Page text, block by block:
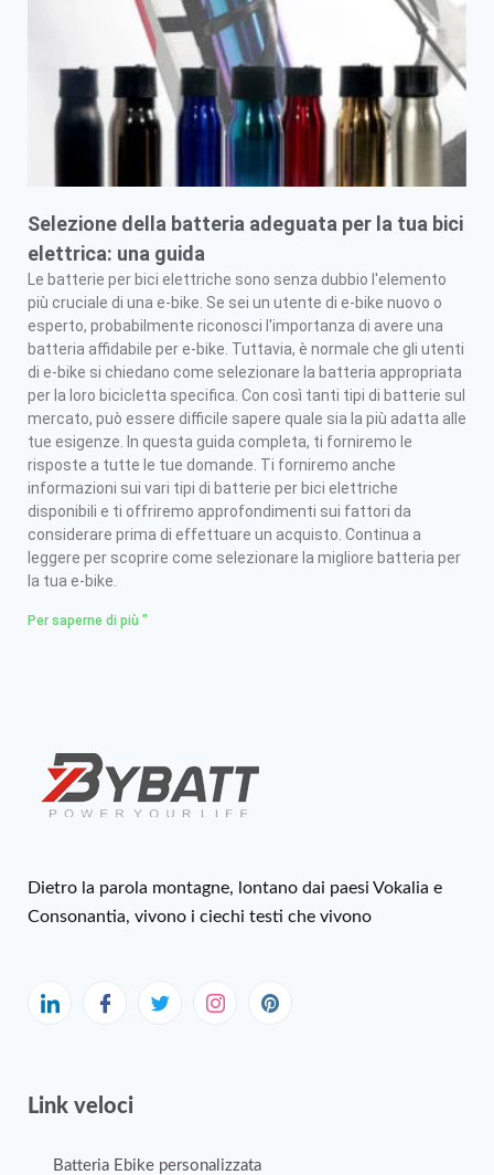
Selezione della batteria adeguata per la tua bici
elettrica: una guida
Le batterie per bici elettriche sono senza dubbio l'elemento
più cruciale di una e-bike. Se sei un utente di e-bike nuovo o
esperto, probabilmente riconosci l'importanza di avere una
batteria affidabile per e-bike. Tuttavia, è normale che gli utenti
di e-bike si chiedano come selezionare la batteria appropriata
per la loro bicicletta specifica. Con così tanti tipi di batterie sul
mercato, può essere difficile sapere quale sia la più adatta alle
tue esigenze. In questa guida completa, ti forniremo le
risposte a tutte le tue domande. Ti forniremo anche
informazioni sui vari tipi di batterie per bici elettriche
disponibili e ti offriremo approfondimenti sui fattori da
considerare prima di effettuare un acquisto. Continua a
leggere per scoprire come selezionare la migliore batteria per
la tua e-bike.
Per saperne di più "
Dietro la parola montagne, lontano dai paesi Vokalia e
Consonantia, vivono i ciechi testi che vivono
Link veloci
Batteria Ebike personalizzata